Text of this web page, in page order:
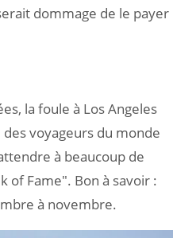
dommage de le payer
la foule à Los Angeles
voyageurs du monde
à beaucoup de
of Fame". Bon à savoir :
à novembre.